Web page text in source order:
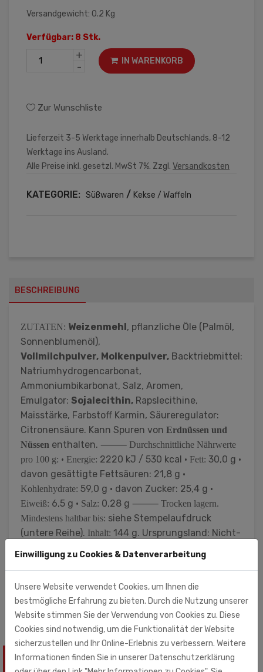
Versandgewicht: 0.2 Kg
Verfügbar: 8 Stk.
+
-
IN WARENKORB
Zur Wunschliste
Lieferzeit 3-5 Werktage innerhalb Deutschlands, 8-12
Werktage ins Ausland.
Alle Preise inkl. gesetzl. MwSt 7%. Zzgl. Versandkosten
KATEGORIE: Süßwaren / Kekse / Waffeln
BESCHREIBUNG
ZUTATEN: Weizenmehl, pflanzliche Öle (Palmöl,
Sonnenblumenöl),
Vollmilchpulver, Molkenpulver, Backtriebmittel:
Natriumhydrogencarbonat,
Ammoniumbikarbonat, Salz, Aromen,
Emulgator: Sojalecithin, Rapslecithine,
Maisstärke, Farbstoff Karmin, Säureregulator:
Citronensäure. Kann Spuren von Erdnüssen und
Nüssen enthalten. ⸻ Durchschnittliche Nährwerte
pro 100 g: • Energie: 2220 kJ / 530 kcal • Fett: 30,0 g •
davon gesättigte Fettsäuren: 21,8 g •
Kohlenhydrate: 59,0 g • davon Zucker: 25,4 g •
Eiweiß: 6,5 g • Salz: 0,28 g ⸻ Trocken lagern.
Mindestens haltbar bis: siehe Stempelaufdruck
(untere Reihe). Inhalt: 144 g. Ursprungsland: Nicht-
Rust-Impex GmbH (Importeur)
Zschortauer Str. 3
04129 Leipzig
ÄHNLICHE PRODUKTE
Einwilligung zu Cookies & Datenverarbeitung
Unsere Website verwendet Cookies, um Ihnen die
bestmögliche Erfahrung zu bieten. Durch die Nutzung unserer
Website stimmen Sie der Verwendung von Cookies zu. Diese
Cookies sind notwendig, um die Funktionalität der Website
sicherzustellen und Ihr Online-Erlebnis zu verbessern. Weitere
Informationen finden Sie in unserer Datenschutzerklärung